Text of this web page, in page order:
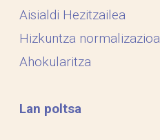
Aisialdi Hezitzailea
Hizkuntza normalizazioa
Ahokularitza
Lan poltsa